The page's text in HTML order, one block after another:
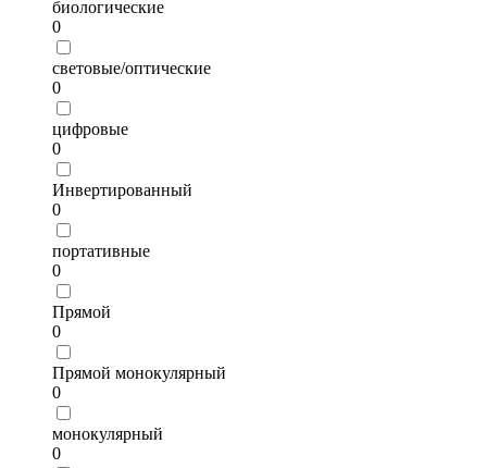
биологические
0
световые/оптические
0
цифровые
0
Инвертированный
0
портативные
0
Прямой
0
Прямой монокулярный
0
монокулярный
0